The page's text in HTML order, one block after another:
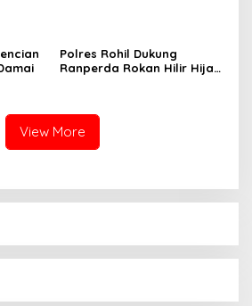
Polres Rohil Dukung
Ranperda Rokan Hilir Hijau,
View More